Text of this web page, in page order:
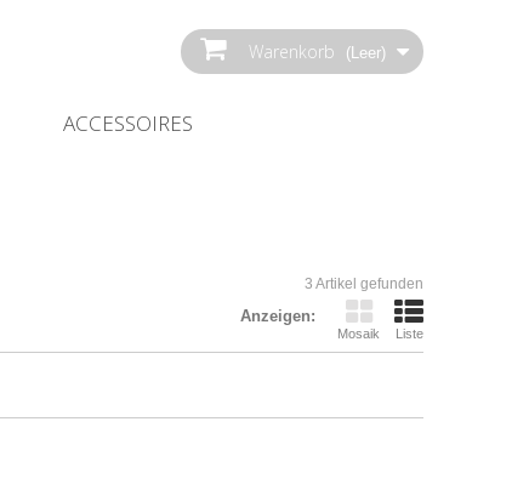
Warenkorb (Leer)
ACCESSOIRES
3 Artikel gefunden
Anzeigen:
Mosaik Liste